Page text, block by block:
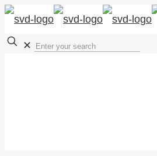
✕